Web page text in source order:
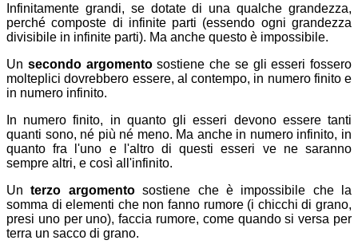
Infinitamente grandi, se dotate di una qualche grandezza,
perché composte di infinite parti (essendo ogni grandezza
divisibile in infinite parti). Ma anche questo è impossibile.
Un secondo argomentosostiene che se gli esseri fossero
molteplici dovrebbero essere, al contempo, in numero finito e
in numero infinito.
In numero finito, in quanto gli esseri devono essere tanti
quanti sono, né più né meno. Ma anche in numero infinito, in
quanto fra l'uno e l'altro di questi esseri ve ne saranno
sempre altri, e così all'infinito.
Unterzo argomentosostiene che è impossibile che la
somma di elementi che non fanno rumore (i chicchi di grano,
presi uno per uno), faccia rumore, come quando si versa per
terra un sacco di grano.